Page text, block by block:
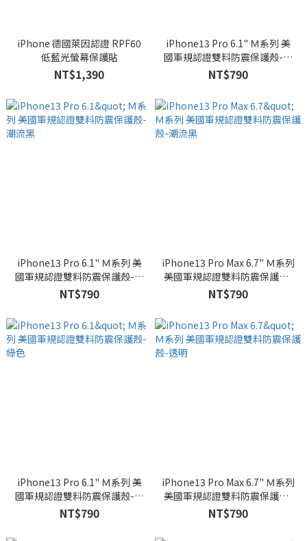
iPhone 德國萊因認證 RPF60
低藍光螢幕保護貼
NT$1,390
iPhone13 Pro 6.1" Ｍ系列 美
國軍規認證雙料防震保護殼-透
明
NT$790
iPhone13 Pro 6.1" Ｍ系列 美
國軍規認證雙料防震保護殼-潮
流黑
NT$790
iPhone13 Pro Max 6.7" Ｍ系列
美國軍規認證雙料防震保護殼-
潮流黑
NT$790
iPhone13 Pro 6.1" Ｍ系列 美
國軍規認證雙料防震保護殼-綠
色
NT$790
iPhone13 Pro Max 6.7" Ｍ系列
美國軍規認證雙料防震保護殼-
透明
NT$790